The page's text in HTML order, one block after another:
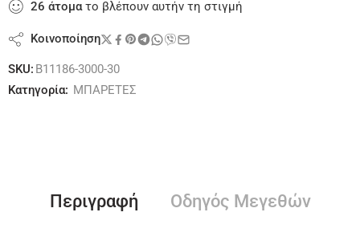
26 άτοματο βλέπουν αυτήν τη στιγμή
Κοινοποίηση
SKU: B11186-3000-30
Κατηγορία: ΜΠΑΡΕΤΕΣ
Περιγραφή Οδηγός Μεγεθών